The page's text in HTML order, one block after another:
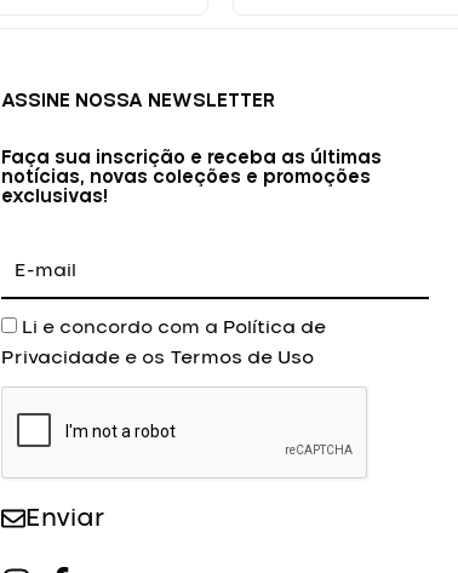
ASSINE NOSSA NEWSLETTER
Faça sua inscrição e receba as últimas
notícias, novas coleções e promoções
exclusivas!
mail
Aceite
Li e concordo com a Política de
Privacidade e os Termos de Uso
Enviar